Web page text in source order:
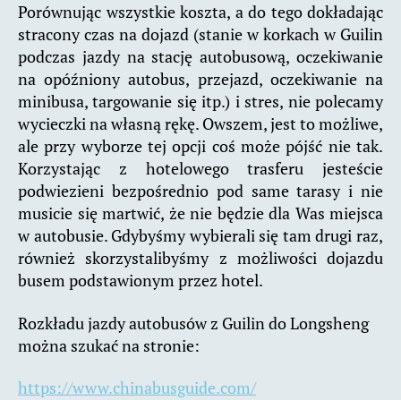
Porównując wszystkie koszta, a do tego dokładając
stracony czas na dojazd (stanie w korkach w Guilin
podczas jazdy na stację autobusową, oczekiwanie
na opóźniony autobus, przejazd, oczekiwanie na
minibusa, targowanie się itp.) i stres, nie polecamy
wycieczki na własną rękę. Owszem, jest to możliwe,
ale przy wyborze tej opcji coś może pójść nie tak.
Korzystając z hotelowego trasferu jesteście
podwiezieni bezpośrednio pod same tarasy i nie
musicie się martwić, że nie będzie dla Was miejsca
w autobusie. Gdybyśmy wybierali się tam drugi raz,
również skorzystalibyśmy z możliwości dojazdu
busem podstawionym przez hotel.
Rozkładu jazdy autobusów z Guilin do Longsheng
można szukać na stronie:
https://www.chinabusguide.com/